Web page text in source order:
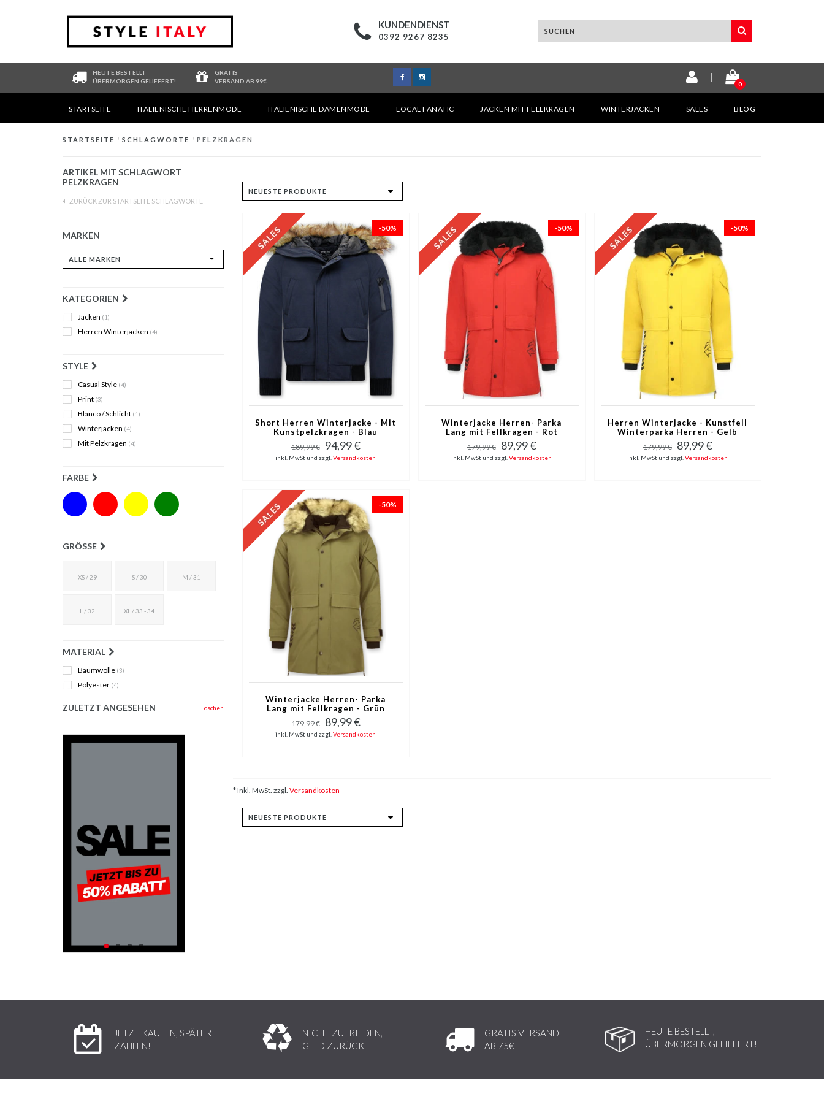
KUNDENDIENST
0392 9267 8235
HEUTE BESTELLT
ÜBERMORGEN GELIEFERT!
GRATIS
VERSAND AB 99€
0
STARTSEITE ITALIENISCHE HERRENMODE ITALIENISCHE DAMENMODE LOCAL FANATIC JACKEN MIT FELLKRAGEN WINTERJACKEN SALES BLOG
STARTSEITE / SCHLAGWORTE / PELZKRAGEN
ARTIKEL MIT SCHLAGWORT
PELZKRAGEN
ZURÜCK ZUR STARTSEITE SCHLAGWORTE
MARKEN
KATEGORIEN
Jacken (1)
Herren Winterjacken (4)
STYLE
Casual Style (4)
Print (3)
Blanco / Schlicht (1)
Winterjacken (4)
Mit Pelzkragen (4)
FARBE
GRÖSSE
XS / 29 S / 30 M / 31
L / 32 XL / 33 - 34
MATERIAL
Baumwolle (3)
Polyester (4)
ZULETZT ANGESEHEN Löschen
-50%
Short Herren Winterjacke - Mit
Kunstpelzkragen - Blau
189,99 € 94,99 €
inkl. MwSt und zzgl.Versandkosten
-50%
Winterjacke Herren- Parka
Lang mit Fellkragen - Rot
179,99 € 89,99 €
inkl. MwSt und zzgl.Versandkosten
-50%
Herren Winterjacke - Kunstfell
Winterparka Herren - Gelb
179,99 € 89,99 €
inkl. MwSt und zzgl.Versandkosten
-50%
Winterjacke Herren- Parka
Lang mit Fellkragen - Grün
179,99 € 89,99 €
inkl. MwSt und zzgl.Versandkosten
* Inkl. MwSt. zzgl. Versandkosten
JETZT KAUFEN, SPÄTER
ZAHLEN!
NICHT ZUFRIEDEN,
GELD ZURÜCK
GRATIS VERSAND
AB 75€
HEUTE BESTELLT,
ÜBERMORGEN GELIEFERT!